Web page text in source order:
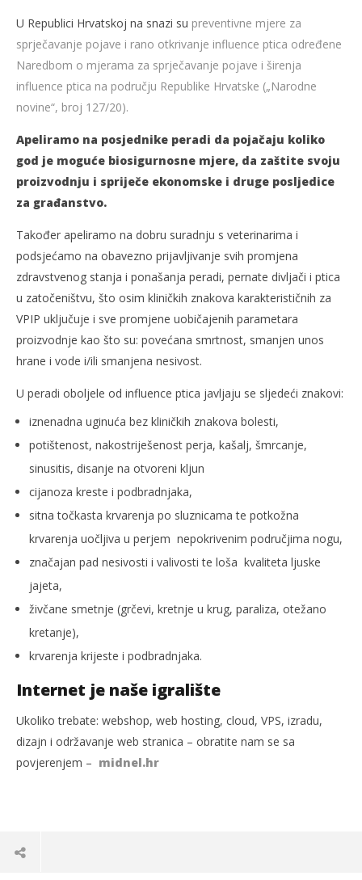
U Republici Hrvatskoj na snazi su preventivne mjere za
sprječavanje pojave i rano otkrivanje influence ptica određene
Naredbom o mjerama za sprječavanje pojave i širenja
influence ptica na području Republike Hrvatske („Narodne
novine“, broj 127/20).
Apeliramo na posjednike peradi da pojačaju koliko
god je moguće biosigurnosne mjere, da zaštite svoju
proizvodnju i spriječe ekonomske i druge posljedice
za građanstvo.
Također apeliramo na dobru suradnju s veterinarima i
podsjećamo na obavezno prijavljivanje svih promjena
zdravstvenog stanja i ponašanja peradi, pernate divljači i ptica
u zatočeništvu, što osim kliničkih znakova karakterističnih za
VPIP uključuje i sve promjene uobičajenih parametara
proizvodnje kao što su: povećana smrtnost, smanjen unos
hrane i vode i/ili smanjena nesivost.
U peradi oboljele od influence ptica javljaju se sljedeći znakovi:
iznenadna uginuća bez kliničkih znakova bolesti,
potištenost, nakostriješenost perja, kašalj, šmrcanje,
sinusitis, disanje na otvoreni kljun
cijanoza kreste i podbradnjaka,
sitna točkasta krvarenja po sluznicama te potkožna
krvarenja uočljiva u perjem nepokrivenim područjima nogu,
značajan pad nesivosti i valivosti te loša kvaliteta ljuske
jajeta,
živčane smetnje (grčevi, kretnje u krug, paraliza, otežano
kretanje),
krvarenja krijeste i podbradnjaka.
Internet je naše igralište
Ukoliko trebate: webshop, web hosting, cloud, VPS, izradu,
dizajn i održavanje web stranica – obratite nam se sa
povjerenjem – midnel.hr